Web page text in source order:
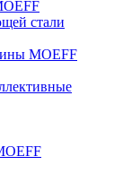
стали
MOEFF